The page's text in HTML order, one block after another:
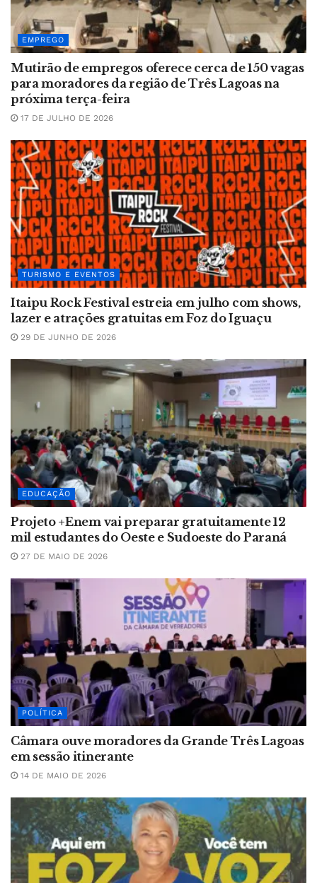
EMPREGO
Mutirão de empregos oferece cerca de 150 vagas
para moradores da região de Três Lagoas na
próxima terça-feira
17 DE JULHO DE 2026
TURISMO E EVENTOS
Itaipu Rock Festival estreia em julho com shows,
lazer e atrações gratuitas em Foz do Iguaçu
29 DE JUNHO DE 2026
EDUCAÇÃO
Projeto +Enem vai preparar gratuitamente 12
mil estudantes do Oeste e Sudoeste do Paraná
27 DE MAIO DE 2026
POLÍTICA
Câmara ouve moradores da Grande Três Lagoas
em sessão itinerante
14 DE MAIO DE 2026